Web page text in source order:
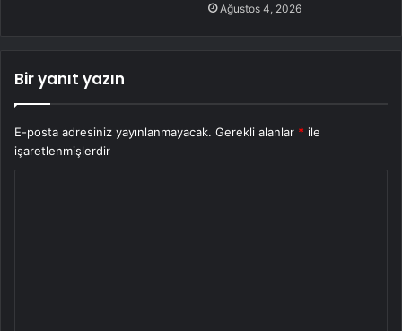
Ağustos 4, 2026
Bir yanıt yazın
E-posta adresiniz yayınlanmayacak. Gerekli alanlar * ile
işaretlenmişlerdir